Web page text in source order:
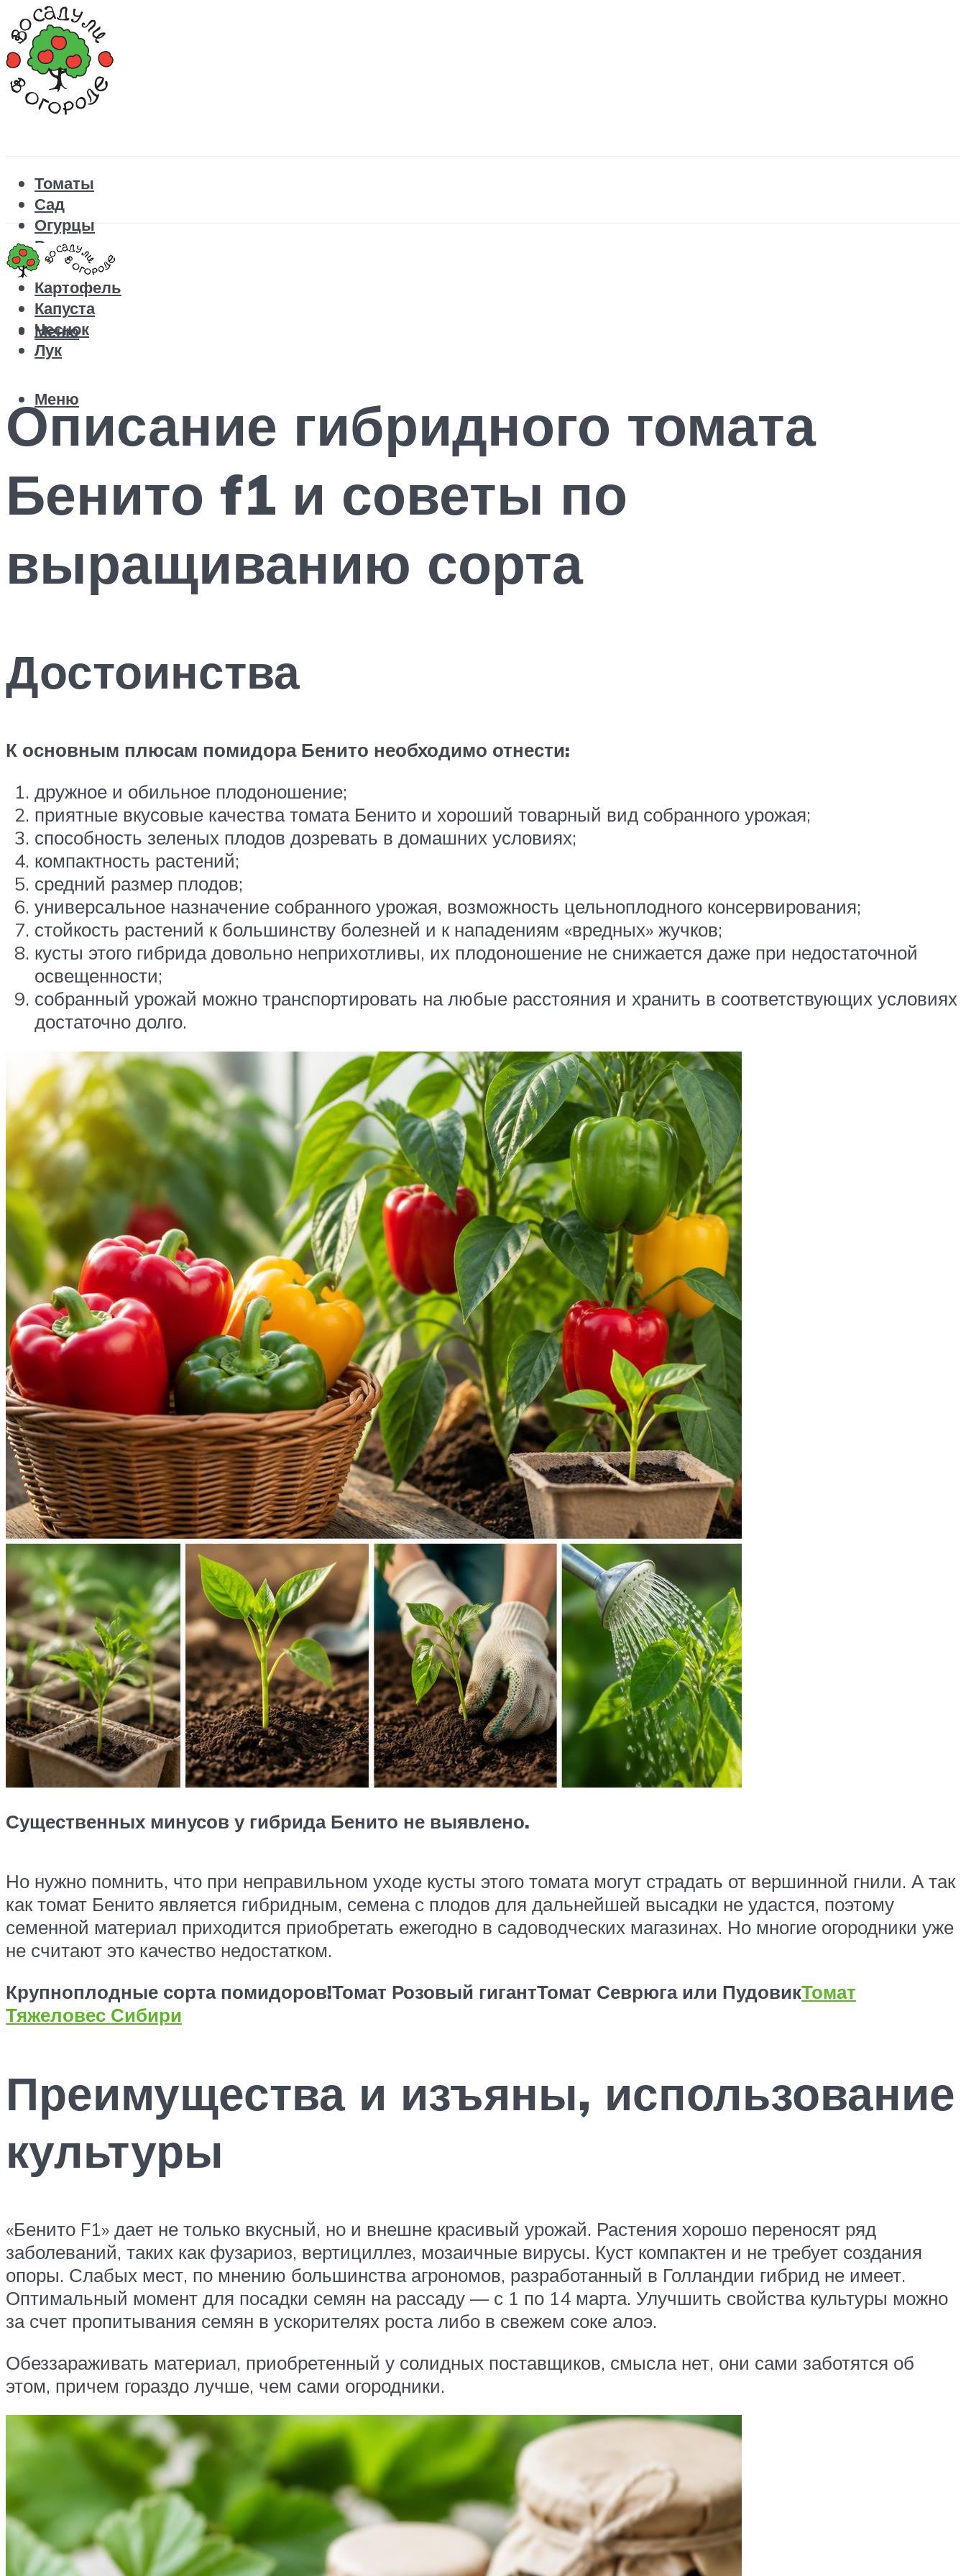
Томаты
Сад
Огурцы
Рецепты
Перец
Картофель
Капуста
Чеснок
Лук
Меню
Меню
Описание гибридного томата
Бенито f1 и советы по
выращиванию сорта
Достоинства
К основным плюсам помидора Бенито необходимо отнести:
дружное и обильное плодоношение;
приятные вкусовые качества томата Бенито и хороший товарный вид собранного урожая;
способность зеленых плодов дозревать в домашних условиях;
компактность растений;
средний размер плодов;
универсальное назначение собранного урожая, возможность цельноплодного консервирования;
стойкость растений к большинству болезней и к нападениям «вредных» жучков;
кусты этого гибрида довольно неприхотливы, их плодоношение не снижается даже при недостаточной
освещенности;
собранный урожай можно транспортировать на любые расстояния и хранить в соответствующих условиях
достаточно долго.
Существенных минусов у гибрида Бенито не выявлено.
Но нужно помнить, что при неправильном уходе кусты этого томата могут страдать от вершинной гнили. А так
как томат Бенито является гибридным, семена с плодов для дальнейшей высадки не удастся, поэтому
семенной материал приходится приобретать ежегодно в садоводческих магазинах. Но многие огородники уже
не считают это качество недостатком.
Крупноплодные сорта помидоров!Томат Розовый гигантТомат Севрюга или ПудовикТомат
Тяжеловес Сибири
Преимущества и изъяны, использование
культуры
«Бенито F1» дает не только вкусный, но и внешне красивый урожай. Растения хорошо переносят ряд
заболеваний, таких как фузариоз, вертициллез, мозаичные вирусы. Куст компактен и не требует создания
опоры. Слабых мест, по мнению большинства агрономов, разработанный в Голландии гибрид не имеет.
Оптимальный момент для посадки семян на рассаду — с 1 по 14 марта. Улучшить свойства культуры можно
за счет пропитывания семян в ускорителях роста либо в свежем соке алоэ.
Обеззараживать материал, приобретенный у солидных поставщиков, смысла нет, они сами заботятся об
этом, причем гораздо лучше, чем сами огородники.